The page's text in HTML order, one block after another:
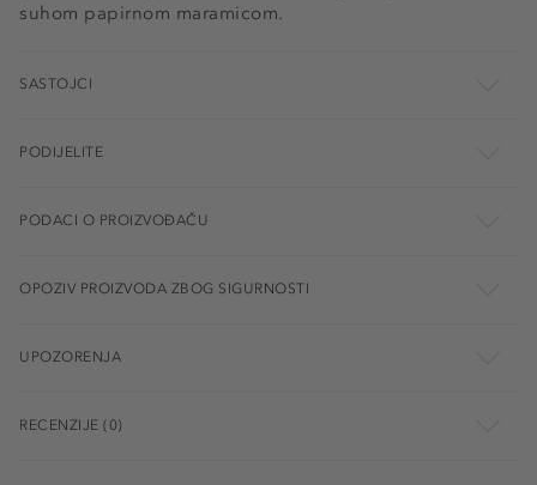
suhom papirnom maramicom.
SASTOJCI
PODIJELITE
PODACI O PROIZVOĐAČU
OPOZIV PROIZVODA ZBOG SIGURNOSTI
UPOZORENJA
RECENZIJE (0)